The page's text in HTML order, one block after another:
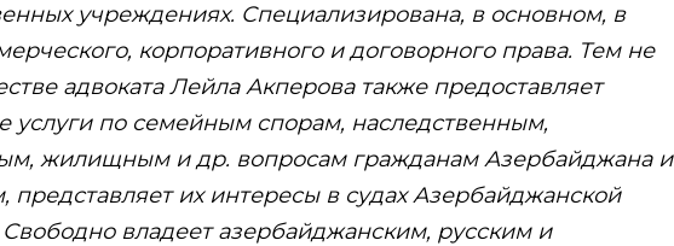
учреждениях. Специализирована, в основном, в
корпоративного и договорного права. Тем не
адвоката Лейла Акперова также предоставляет
услуги по семейным спорам, наследственным,
жилищным и др. вопросам гражданам Азербайджана и
представляет их интересы в судах Азербайджанской
владеет азербайджанским, русским и